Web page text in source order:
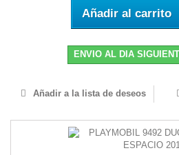
Añadir al carrito
ENVIO AL DIA
Añadir a la lista de deseos